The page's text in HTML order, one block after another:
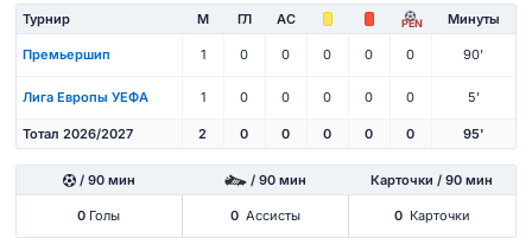
Турнир М ГЛ АС PEN Минуты
Премьершип 1 0 0 0 0 0 90'
Лига Европы УЕФА 1 0 0 0 0 0 5'
Тотал 2026/2027 2 0 0 0 0 0 95'
/ 90 мин / 90 мин Карточки / 90 мин
0 Голы 0 Ассисты 0 Карточки